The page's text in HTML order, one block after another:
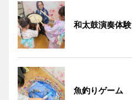
和太鼓演奏体験
魚釣りゲーム